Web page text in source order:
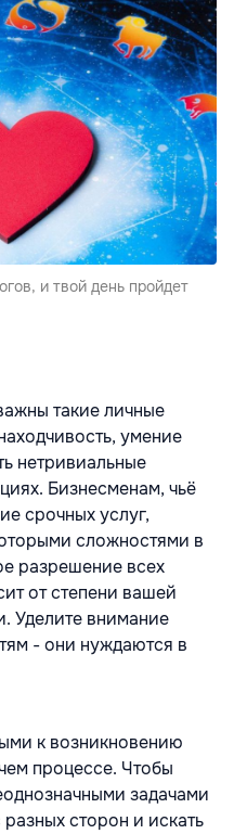
и твой день пройдет
такие личные
умение
нетривиальные
Бизнесменам, чьё
срочных услуг,
сложностями в
разрешение всех
от степени вашей
Уделите внимание
- они нуждаются в
к возникновению
процессе. Чтобы
задачами
сторон и искать